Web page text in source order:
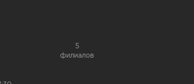
5
филиалов